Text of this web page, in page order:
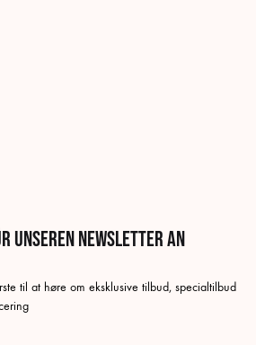
unseren Newsletter an
til at høre om eksklusive tilbud, specialtilbud
Deutsch
Dänisch